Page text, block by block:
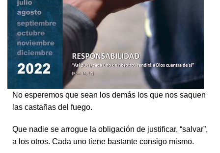
No esperemos que sean los demás los que nos saquen
las castañas del fuego.
Que nadie se arrogue la obligación de justificar, “salvar”,
a los otros. Cada uno tiene bastante consigo mismo.